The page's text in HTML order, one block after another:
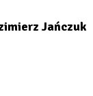
Jańczuk